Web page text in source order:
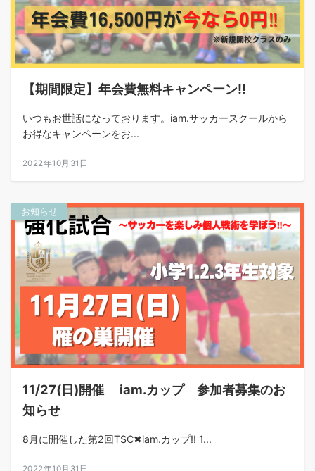
【期間限定】年会費無料キャンペーン‼︎
いつもお世話になっております。iam.サッカースクールから
お得なキャンペーンをお...
2022年10月31日
お知らせ
11/27(日)開催 iam.カップ 参加者募集のお
知らせ
8月に開催した第2回TSC✖︎iam.カップ‼︎ 1...
2022年10月31日